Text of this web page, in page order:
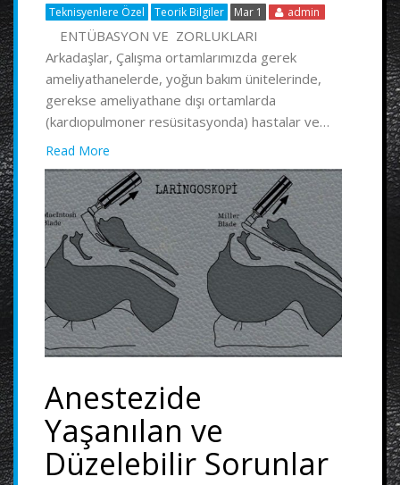
Teknisyenlere Özel Teorik Bilgiler Mar 1 admin
ENTÜBASYON VE ZORLUKLARI
Arkadaşlar, Çalışma ortamlarımızda gerek
ameliyathanelerde, yoğun bakım ünitelerinde,
gerekse ameliyathane dışı ortamlarda
(kardıopulmoner resüsitasyonda) hastalar ve…
Read More
Anestezide
Yaşanılan ve
Düzelebilir Sorunlar